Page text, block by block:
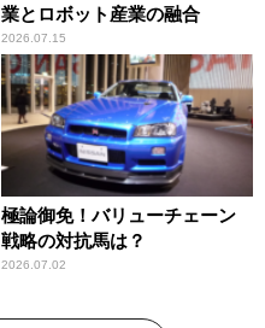
業とロボット産業の融合
2026.07.15
極論御免！バリューチェーン
戦略の対抗馬は？
2026.07.02